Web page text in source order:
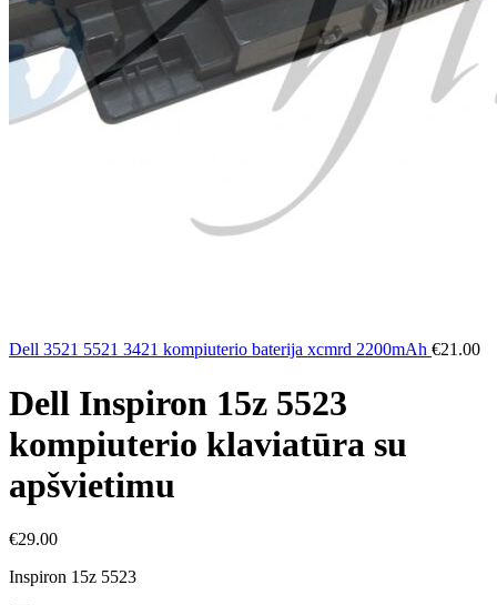
Dell 3521 5521 3421 kompiuterio baterija xcmrd 2200mAh €21.00
Dell Inspiron 15z 5523
kompiuterio klaviatūra su
apšvietimu
€29.00
Inspiron 15z 5523